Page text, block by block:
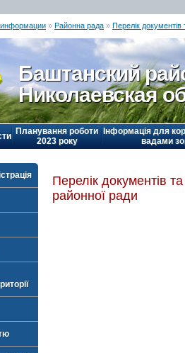
информации » Районна рада » Перелік документів
Баштанский
Николаевская
Планування роботи
2023 року
Інформація для
вадами
Перелік документів
районної ради